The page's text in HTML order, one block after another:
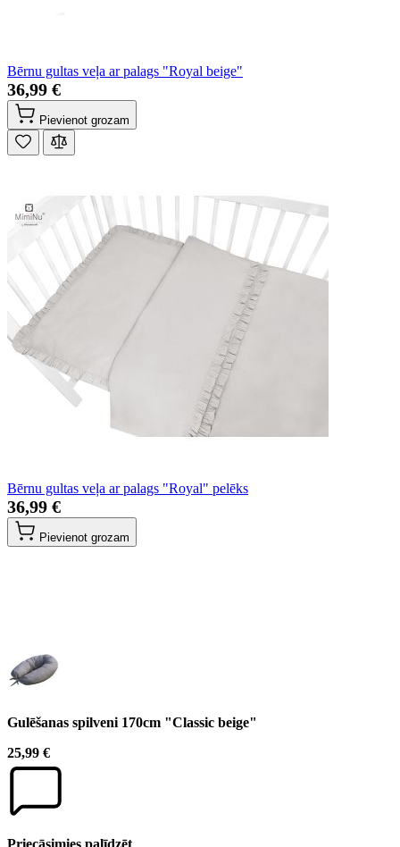
Bērnu gultas veļa ar palags "Royal beige"
36,99 €
Pievienot grozam
Bērnu gultas veļa ar palags "Royal" pelēks
36,99 €
Pievienot grozam
Gulēšanas spilveni 170cm "Classic beige"
25,99 €